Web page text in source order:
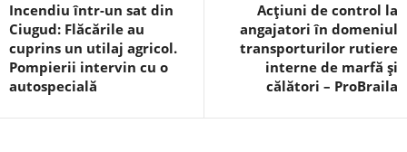
Incendiu într-un sat din
Ciugud: Flăcările au
cuprins un utilaj agricol.
Pompierii intervin cu o
autospecială
Acțiuni de control la
angajatori în domeniul
transporturilor rutiere
interne de marfă și
călători – ProBraila